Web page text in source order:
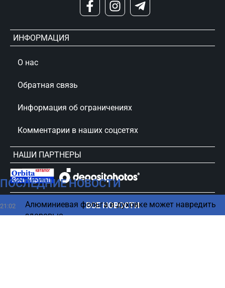
ПОСЛЕДНИЕ НОВОСТИ
21:02
Алюминиевая фольга в духовке может навредить
здоровью
ВСЕ НОВОСТИ
ИНФОРМАЦИЯ
О нас
Обратная связь
Информация об ограничениях
Комментарии в наших соцсетях
НАШИ ПАРТНЕРЫ
сursorinfo.co.il © Все права защищены